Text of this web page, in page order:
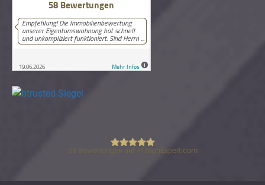
Lutz Schneider Immobilienbewertung
58 Bewertungen auf ProvenExpert.com